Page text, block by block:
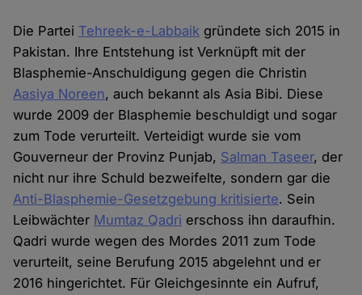
Die Partei Tehreek-e-Labbaik gründete sich 2015 in
Pakistan. Ihre Entstehung ist Verknüpft mit der
Blasphemie-Anschuldigung gegen die Christin
Aasiya Noreen, auch bekannt als Asia Bibi. Diese
wurde 2009 der Blasphemie beschuldigt und sogar
zum Tode verurteilt. Verteidigt wurde sie vom
Gouverneur der Provinz Punjab, Salman Taseer, der
nicht nur ihre Schuld bezweifelte, sondern gar die
Anti-Blasphemie-Gesetzgebung kritisierte. Sein
Leibwächter Mumtaz Qadri erschoss ihn daraufhin.
Qadri wurde wegen des Mordes 2011 zum Tode
verurteilt, seine Berufung 2015 abgelehnt und er
2016 hingerichtet. Für Gleichgesinnte ein Aufruf,